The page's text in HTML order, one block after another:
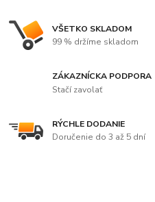
VŠETKO SKLADOM
99 % držíme skladom
ZÁKAZNÍCKA PODPORA
Stačí zavolať
RÝCHLE DODANIE
Doručenie do 3 až 5 dní